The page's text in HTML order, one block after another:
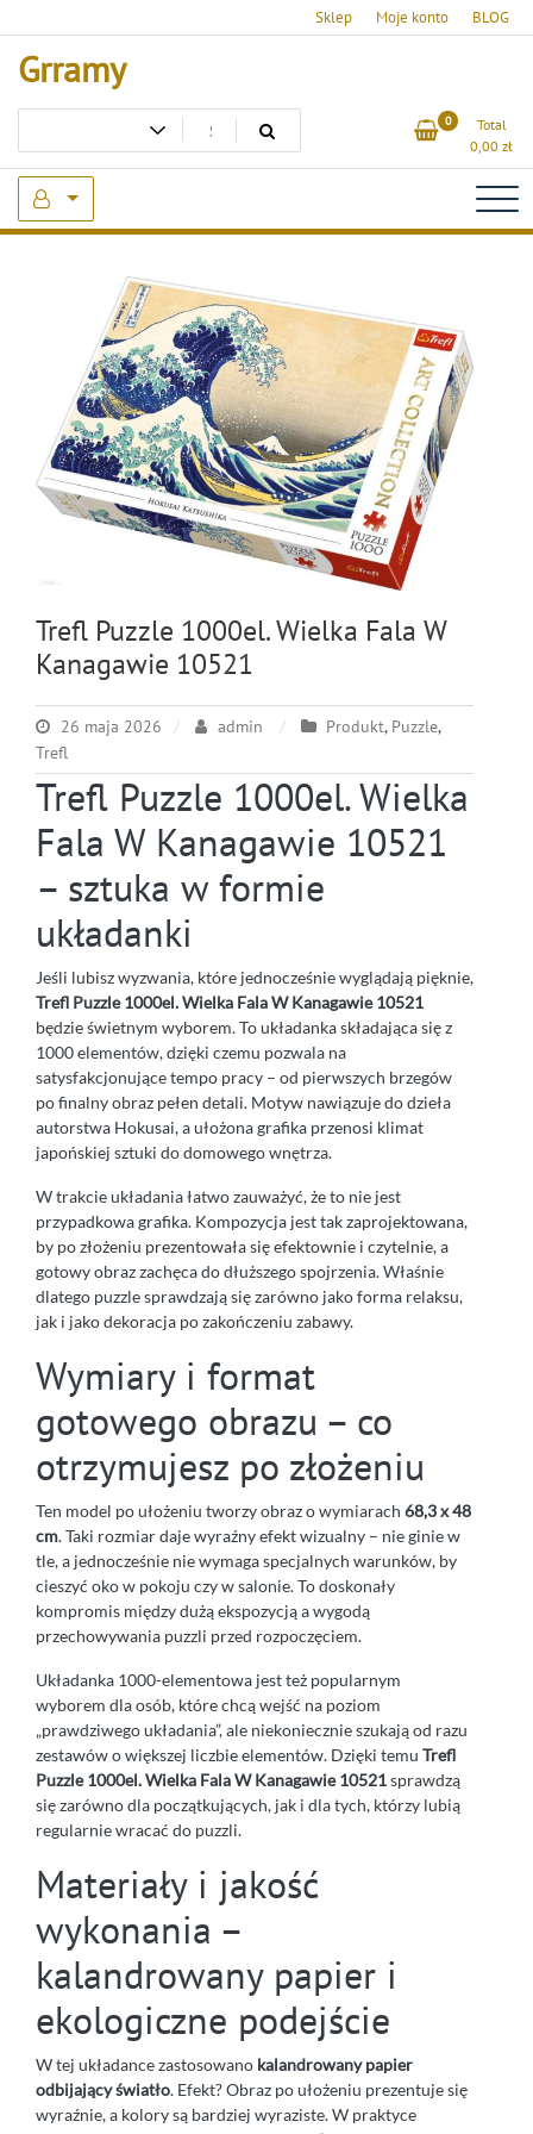
to
content
Sklep Moje konto BLOG
Grramy
0
Total
0,00 zł
Trefl Puzzle 1000el. Wielka Fala W
Kanagawie 10521
26 maja 2026 admin Produkt, Puzzle,
Trefl
Trefl Puzzle 1000el. Wielka
Fala W Kanagawie 10521
– sztuka w formie
układanki
Jeśli lubisz wyzwania, które jednocześnie wyglądają pięknie,
Trefl Puzzle 1000el. Wielka Fala W Kanagawie 10521
będzie świetnym wyborem. To układanka składająca się z
1000 elementów, dzięki czemu pozwala na
satysfakcjonujące tempo pracy – od pierwszych brzegów
po finalny obraz pełen detali. Motyw nawiązuje do dzieła
autorstwa Hokusai, a ułożona grafika przenosi klimat
japońskiej sztuki do domowego wnętrza.
W trakcie układania łatwo zauważyć, że to nie jest
przypadkowa grafika. Kompozycja jest tak zaprojektowana,
by po złożeniu prezentowała się efektownie i czytelnie, a
gotowy obraz zachęca do dłuższego spojrzenia. Właśnie
dlatego puzzle sprawdzają się zarówno jako forma relaksu,
jak i jako dekoracja po zakończeniu zabawy.
Wymiary i format
gotowego obrazu – co
otrzymujesz po złożeniu
Ten model po ułożeniu tworzy obraz o wymiarach 68,3 x 48
cm. Taki rozmiar daje wyraźny efekt wizualny – nie ginie w
tle, a jednocześnie nie wymaga specjalnych warunków, by
cieszyć oko w pokoju czy w salonie. To doskonały
kompromis między dużą ekspozycją a wygodą
przechowywania puzzli przed rozpoczęciem.
Układanka 1000-elementowa jest też popularnym
wyborem dla osób, które chcą wejść na poziom
„prawdziwego układania”, ale niekoniecznie szukają od razu
zestawów o większej liczbie elementów. Dzięki temu Trefl
Puzzle 1000el. Wielka Fala W Kanagawie 10521sprawdzą
się zarówno dla początkujących, jak i dla tych, którzy lubią
regularnie wracać do puzzli.
Materiały i jakość
wykonania –
kalandrowany papier i
ekologiczne podejście
W tej układance zastosowano kalandrowany papier
odbijający światło. Efekt? Obraz po ułożeniu prezentuje się
wyraźnie, a kolory są bardziej wyraziste. W praktyce